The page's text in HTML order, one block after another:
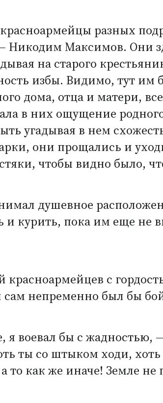
разных
— Никодим Максимов. Они
на старого
избы. Видимо, тут им
дома, отца и матери,
в них ощущение
угадывая в нем
они прощались и
чтобы видно было,
душевное
и курить, пока им еще не
красноармейцев с
сам непременно был бы
я воевал бы с жадностью,
ты со штыком ходи,
то как же иначе! Земле